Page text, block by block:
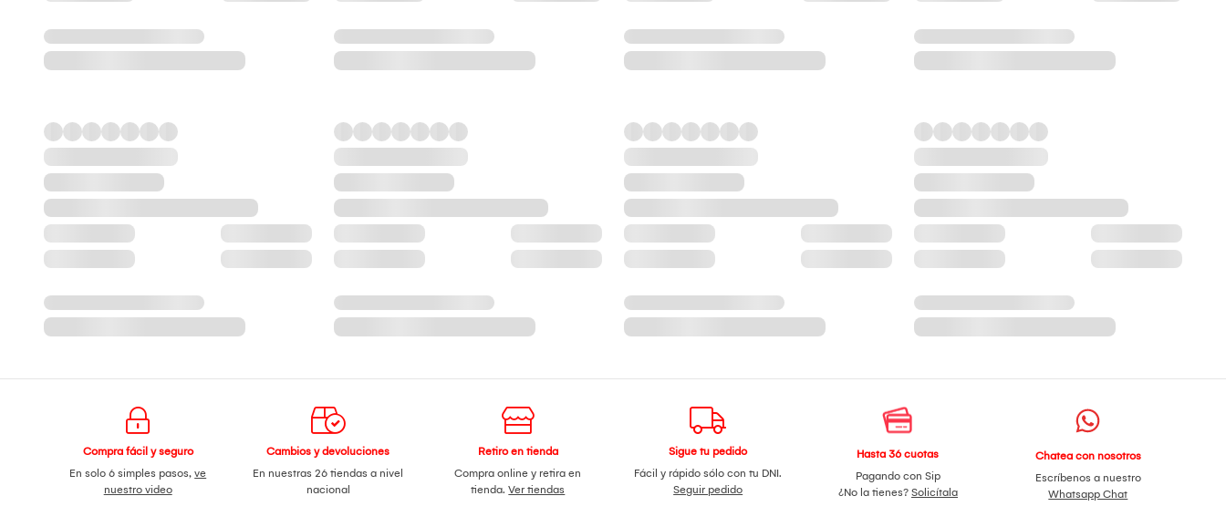
Compra fácil y seguro
En solo 6 simples pasos,ve
nuestro video
Cambios y devoluciones
En nuestras 26 tiendas a nivel
nacional
Retiro en tienda
Compra online y retira en
tienda.Ver tiendas
Sigue tu pedido
Fácil y rápido sólo con tu DNI.
Seguir pedido
Hasta 36 cuotas
Pagando con Sip
¿No la tienes? Solicítala
Chatea con nosotros
Escríbenos a nuestro
Whatsapp Chat